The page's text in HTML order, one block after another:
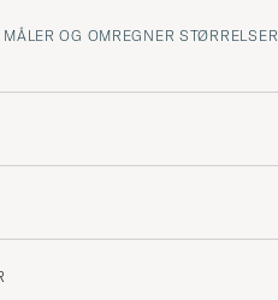
OG OMREGNER STØRRELSER